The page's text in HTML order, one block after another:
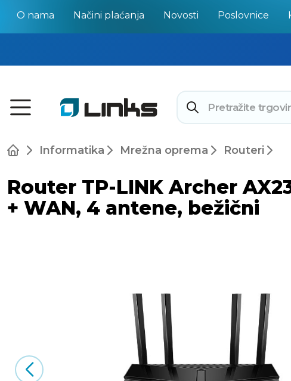
O nama Načini plaćanja Novosti Poslovnice
Informatika Mrežna oprema Routeri
Router TP-LINK Archer
+ WAN, 4 antene, bežični